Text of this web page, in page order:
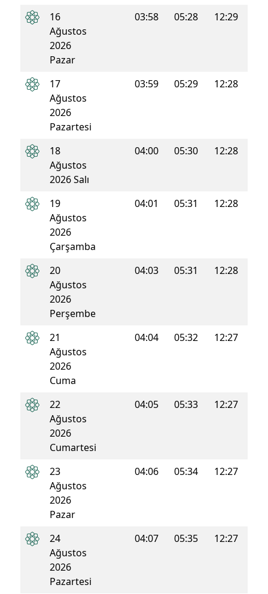
16
Ağustos
2026
Pazar
03:58 05:28 12:29
17
Ağustos
2026
Pazartesi
03:59 05:29 12:28
18
Ağustos
2026 Salı
04:00 05:30 12:28
19
Ağustos
2026
Çarşamba
04:01 05:31 12:28
20
Ağustos
2026
Perşembe
04:03 05:31 12:28
21
Ağustos
2026
Cuma
04:04 05:32 12:27
22
Ağustos
2026
Cumartesi
04:05 05:33 12:27
23
Ağustos
2026
Pazar
04:06 05:34 12:27
24
Ağustos
2026
Pazartesi
04:07 05:35 12:27